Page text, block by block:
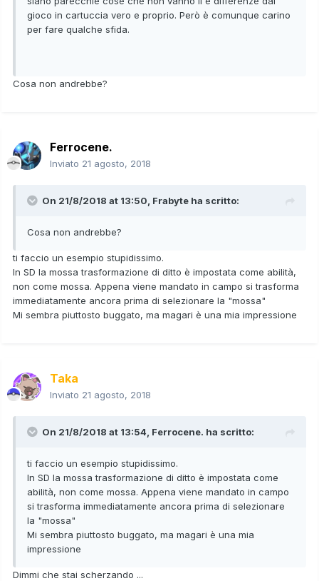
gioco in cartuccia vero e proprio. Però è comunque carino
per fare qualche sfida.
Cosa non andrebbe?
Ferrocene.
Inviato 21 agosto, 2018
On 21/8/2018 at 13:50, Frabyte ha scritto:
Cosa non andrebbe?
ti faccio un esempio stupidissimo.
In SD la mossa trasformazione di ditto è impostata come abilità,
non come mossa. Appena viene mandato in campo si trasforma
immediatamente ancora prima di selezionare la "mossa"
Mi sembra piuttosto buggato, ma magari è una mia impressione
Taka
Inviato 21 agosto, 2018
On 21/8/2018 at 13:54, Ferrocene. ha scritto:
ti faccio un esempio stupidissimo.
In SD la mossa trasformazione di ditto è impostata come
abilità, non come mossa. Appena viene mandato in campo
si trasforma immediatamente ancora prima di selezionare
la "mossa"
Mi sembra piuttosto buggato, ma magari è una mia
impressione
Dimmi che stai scherzando ...